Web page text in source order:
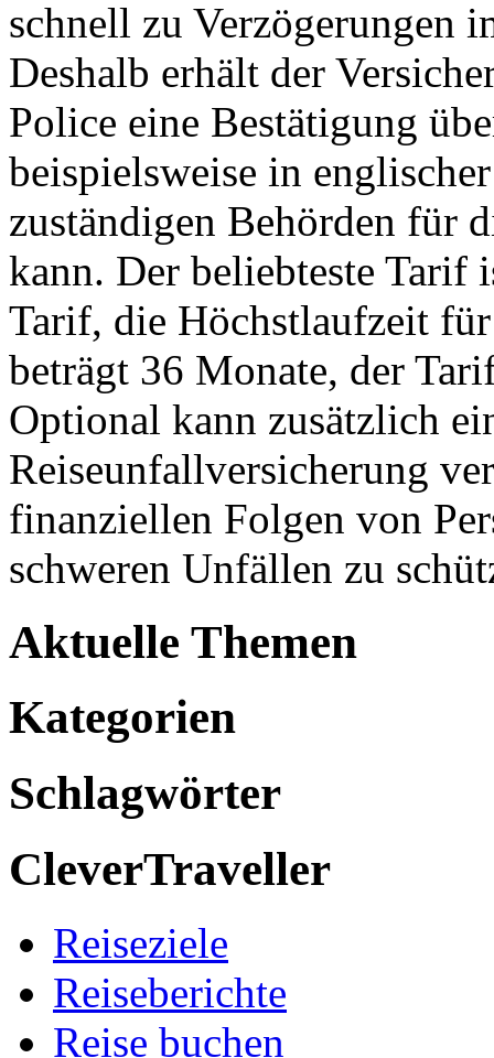
schnell zu Verzögerungen
Deshalb erhält der
Police eine Bestätigung
beispielsweise in
zuständigen Behörden für
kann. Der beliebteste
Tarif, die Höchstlaufzeit
beträgt 36 Monate, der
Optional kann zusätzlich
Reiseunfallversicherung
finanziellen Folgen von
schweren Unfällen zu
Aktuelle Themen
Kategorien
Schlagwörter
CleverTraveller
Reiseziele
Reiseberichte
Reise buchen